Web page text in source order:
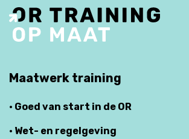
Maatwerk training
· Goed van start in de OR
· Wet- en regelgeving